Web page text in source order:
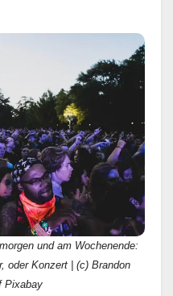
und am Wochenende:
oder Konzert | (c) Brandon
Pixabay